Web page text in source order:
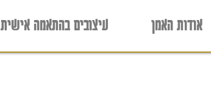
אודות האמן עיצובים בהתאמה אישית